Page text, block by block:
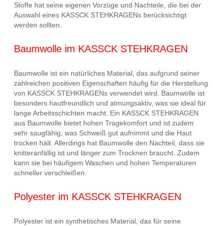
Stoffe hat seine eigenen Vorzüge und Nachteile, die bei der
Auswahl eines KASSCK STEHKRAGENs berücksichtigt
werden sollten.
Baumwolle im KASSCK STEHKRAGEN
Baumwolle ist ein natürliches Material, das aufgrund seiner
zahlreichen positiven Eigenschaften häufig für die Herstellung
von KASSCK STEHKRAGENs verwendet wird. Baumwolle ist
besonders hautfreundlich und atmungsaktiv, was sie ideal für
lange Arbeitsschichten macht. Ein KASSCK STEHKRAGEN
aus Baumwolle bietet hohen Tragekomfort und ist zudem
sehr saugfähig, was Schweiß gut aufnimmt und die Haut
trocken hält. Allerdings hat Baumwolle den Nachteil, dass sie
knitteranfällig ist und länger zum Trocknen braucht. Zudem
kann sie bei häufigem Waschen und hohen Temperaturen
schneller verschleißen.
Polyester im KASSCK STEHKRAGEN
Polyester ist ein synthetisches Material, das für seine